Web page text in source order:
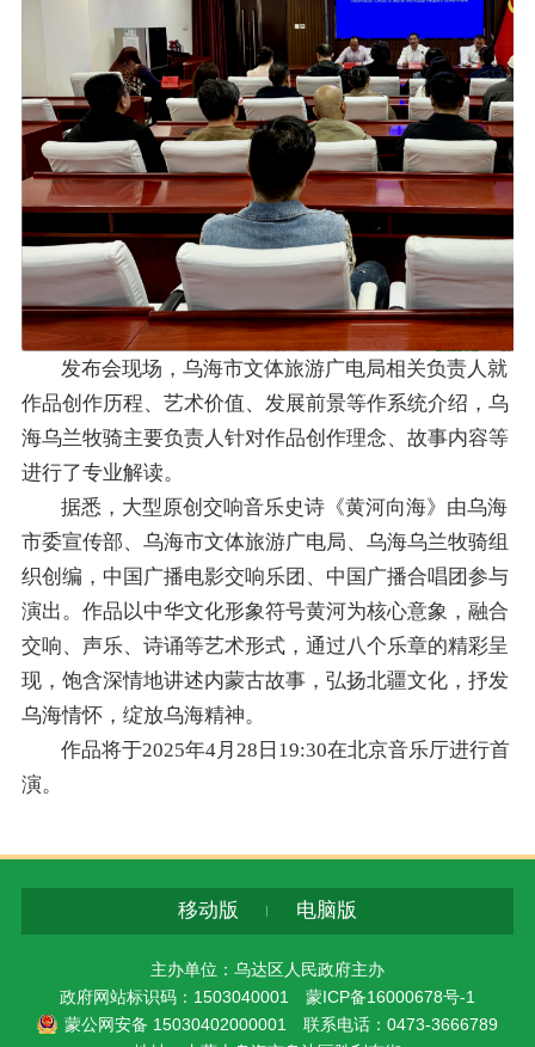
发布会现场，乌海市文体旅游广电局相关负责人就
作品创作历程、艺术价值、发展前景等作系统介绍，乌
海乌兰牧骑主要负责人针对作品创作理念、故事内容等
进行了专业解读。
据悉，大型原创交响音乐史诗《黄河向海》由乌海
市委宣传部、乌海市文体旅游广电局、乌海乌兰牧骑组
织创编，中国广播电影交响乐团、中国广播合唱团参与
演出。作品以中华文化形象符号黄河为核心意象，融合
交响、声乐、诗诵等艺术形式，通过八个乐章的精彩呈
现，饱含深情地讲述内蒙古故事，弘扬北疆文化，抒发
乌海情怀，绽放乌海精神。
作品将于2025年4月28日19:30在北京音乐厅进行首
演。
移动版 电脑版
主办单位：乌达区人民政府主办
政府网站标识码：1503040001 蒙ICP备16000678号-1
蒙公网安备 15030402000001
联系电话：0473-3666789